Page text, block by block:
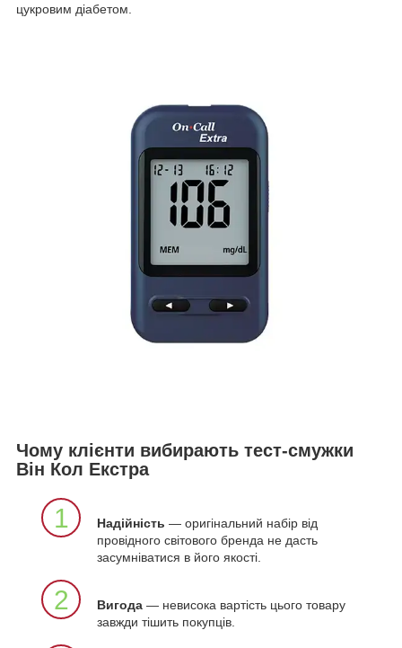
цукровим діабетом.
Чому клієнти вибирають тест-смужки
Він Кол Екстра
1 Надійність — оригінальний набір від
провідного світового бренда не дасть
засумніватися в його якості.
2 Вигода — невисока вартість цього товару
завжди тішить покупців.